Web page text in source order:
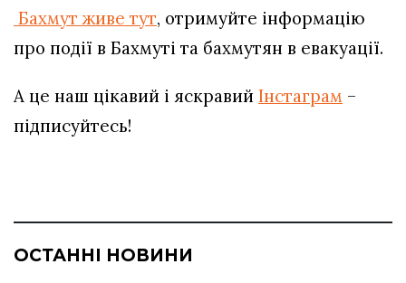
Бахмут живе тут, отримуйте інформацію
про події в Бахмуті та бахмутян в евакуації.
А це наш цікавий і яскравий Інстаграм –
підписуйтесь!
ОСТАННІ НОВИНИ